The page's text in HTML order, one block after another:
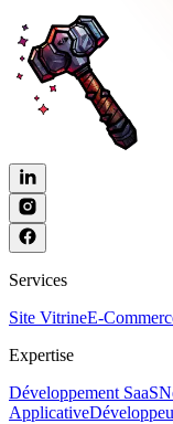
Services
Site VitrineE-
Expertise
Développement SaaS
Applicative